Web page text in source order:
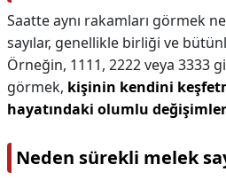
Saatte aynı rakamları görmek
sayılar, genellikle birliği ve
Örneğin, 1111, 2222 veya 3333
görmek, kişinin kendini
hayatındaki olumlu
Neden sürekli melek